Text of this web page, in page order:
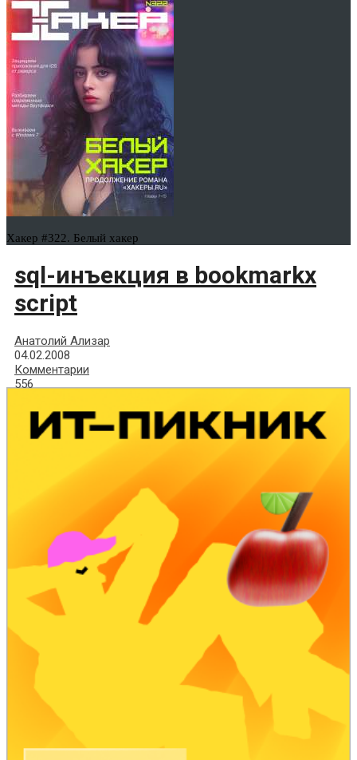
Хакер #322. Белый хакер
sql-инъекция в bookmarkx
sсriрt
Анатолий Ализар
04.02.2008
Комментарии
556